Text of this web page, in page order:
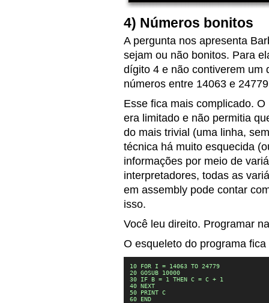
4) Números bonitos
A pergunta nos apresenta
sejam ou não bonitos. Para
dígito 4 e não contiverem um
números entre 14063 e
Esse fica mais complicado.
era limitado e não permitia
do mais trivial (uma linha,
técnica há muito esquecida
informações por meio de
interpretadores, todas as
em assembly pode contar
isso.
Você leu direito. Programar
O esqueleto do programa fica
10 FOR I = 14063 TO 24779
20 GOSUB 10000
30 IF B = 1 THEN C = C + 1
40 NEXT
50 PRINT C
60 END